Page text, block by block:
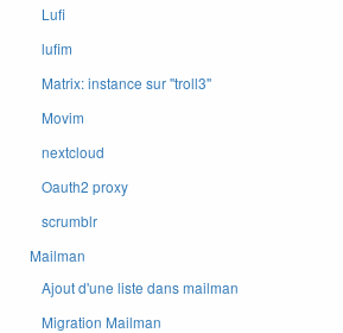
Lufi
lufim
Matrix: instance sur ''troll3''
Movim
nextcloud
Oauth2 proxy
scrumblr
Mailman
Ajout d'une liste dans mailman
Migration Mailman